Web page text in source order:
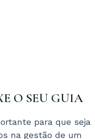
O SEU GUIA
para que seja
na gestão de um